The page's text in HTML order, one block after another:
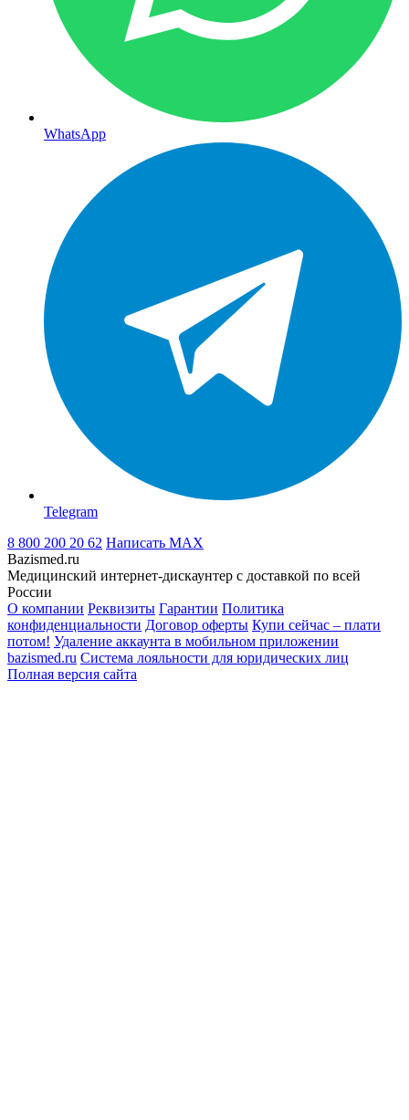
WhatsApp
Telegram
8 800 200 20 62 Написать MAX
Bazismed.ru
Медицинский интернет-дискаунтер с доставкой по всей
России
О компании Реквизиты Гарантии Политика
конфиденциальности Договор оферты Купи сейчас – плати
потом! Удаление аккаунта в мобильном приложении
bazismed.ru Система лояльности для юридических лиц
Полная версия сайта